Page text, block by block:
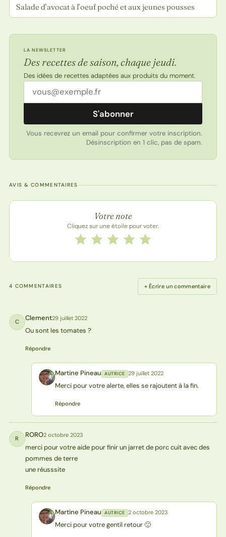
Salade d’avocat à l’oeuf poché et aux jeunes pousses
LA NEWSLETTER
Des recettes de saison, chaque jeudi.
Des idées de recettes adaptées aux produits du moment.
Adresse email
S'abonner
Vous recevrez un email pour confirmer votre inscription.
Désinscription en 1 clic, pas de spam.
AVIS & COMMENTAIRES
Note de la recette
Votre note
Cliquez sur une étoile pour voter.
Notez cette recette de 1 à 5 étoiles
5 étoiles
4 étoiles
3 étoiles
2 étoiles
1 étoile
4 COMMENTAIRES + Écrire un commentaire
C Clement29 juillet 2022
Ou sont les tomates ?
Répondre
MP Martine Pineau AUTRICE 29 juillet 2022
Merci pour votre alerte, elles se rajoutent à la fin.
Répondre
R RORO2 octobre 2023
merci pour votre aide pour finir un jarret de porc cuit avec des
pommes de terre
une réusssite
Répondre
MP Martine Pineau AUTRICE 2 octobre 2023
Merci pour votre gentil retour 🙂